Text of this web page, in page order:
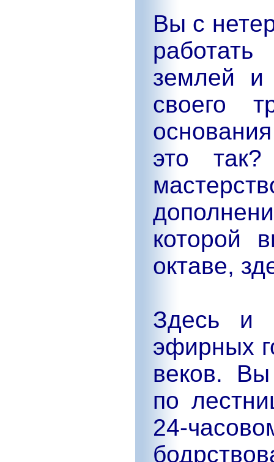
Вы с
землей и
своего
это
которой
октаве,
Здесь и
эфирных
веков.
по
24-